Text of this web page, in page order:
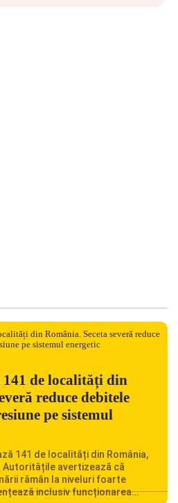
de localități din
reduce debitele
pe sistemul
141 de localități din România,
Autoritățile avertizează că
rămân la niveluri foarte
inclusiv funcționarea